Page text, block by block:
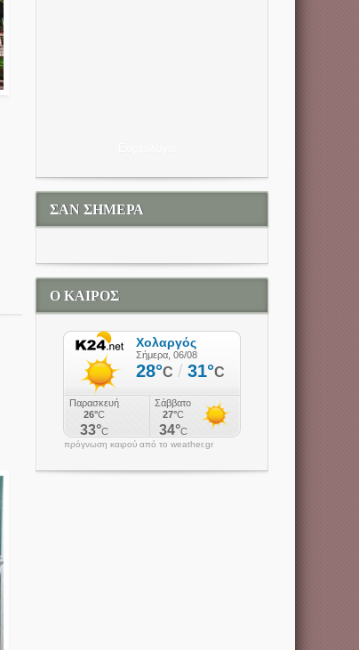
ΣΑΝ ΣΗΜΕΡΑ
Ο ΚΑΙΡΟΣ
πρόγνωση καιρού από το weather.gr